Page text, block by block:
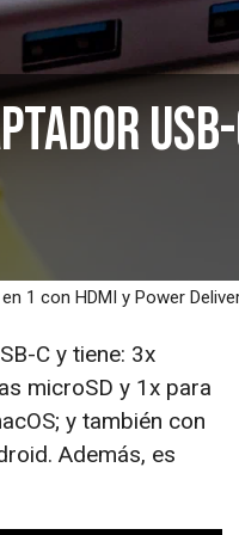
1 con HDMI y Power
C y tiene: 3x
microSD y 1x para
y también con
Además, es